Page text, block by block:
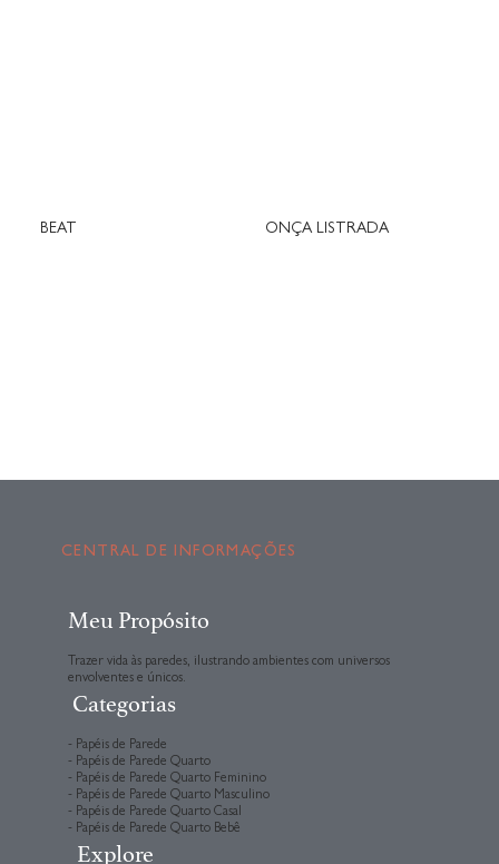
BEAT ONÇA LISTRADA
CENTRAL DE INFORMAÇÕES
Meu Propósito
Trazer vida às paredes, ilustrando ambientes com universos
envolventes e únicos.
Categorias
- Papéis de Parede
- Papéis de Parede Quarto
- Papéis de Parede Quarto Feminino
- Papéis de Parede Quarto Masculino
- Papéis de Parede Quarto Casal
- Papéis de Parede Quarto Bebê
Explore